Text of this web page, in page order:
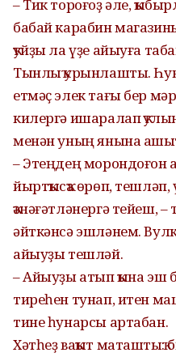
– Тик тороғоҙ әле,
бабай карабин
ҡуйҙы ла үҙе айыуға
Тынлыҡ урынлашты.
етмәҫ элек тағы бер
килергә ишаралап
менән уның янына
– Этеңдең морондоғон
йыртҡысҡа өрөп,
ҡәнәғәтләнергә тейеш,
әйткәнсә эшләнем.
айыуҙы тешләй.
– Айыуҙы атып ҡына эш
тиреһен тунап, итен
тине һунарсы артабан.
Хәтһеҙ ваҡыт